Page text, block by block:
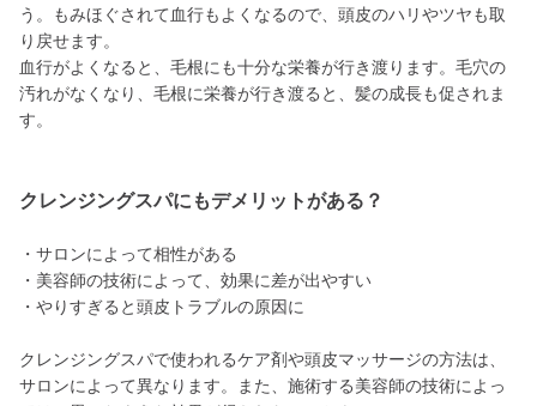
う。もみほぐされて血行もよくなるので、頭皮のハリやツヤも取
り戻せます。
血行がよくなると、毛根にも十分な栄養が行き渡ります。毛穴の
汚れがなくなり、毛根に栄養が行き渡ると、髪の成長も促されま
す。
クレンジングスパにもデメリットがある？
・サロンによって相性がある
・美容師の技術によって、効果に差が出やすい
・やりすぎると頭皮トラブルの原因に
クレンジングスパで使われるケア剤や頭皮マッサージの方法は、
サロンによって異なります。また、施術する美容師の技術によっ